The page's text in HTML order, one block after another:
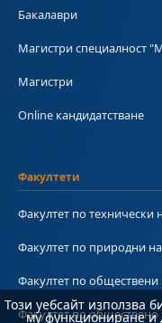
Бакалаври
Магистри специалност
Магистри
Online кандидатстване
Факултети
Факултет по технически
Факултет по природни
Факултет по обществени
Факултет по
Този уебсайт използва
му функциониране и